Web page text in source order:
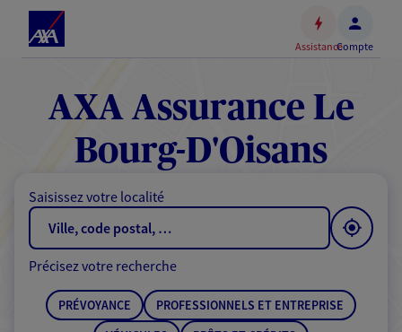
Accéder
contenu
principal
Accéder
au
de
AssistanceCompte
AXA Assurance Le
Bourg-D'Oisans
Saisissez votre localité
Précisez votre recherche
PRÉVOYANCE
PROFESSIONNELS ET ENTREPRISE